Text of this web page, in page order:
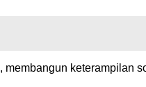
keterampilan